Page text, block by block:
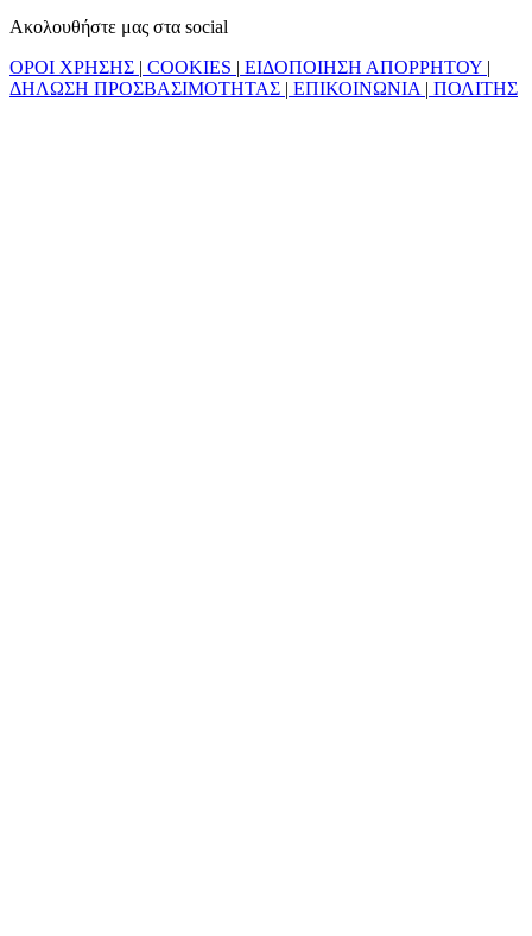
Ακολουθήστε μας στα social
ΟΡΟΙ ΧΡΗΣΗΣ | COOKIES | ΕΙΔΟΠΟΙΗΣΗ ΑΠΟΡΡΗΤΟΥ |
ΔΗΛΩΣΗ ΠΡΟΣΒΑΣΙΜΟΤΗΤΑΣ | ΕΠΙΚΟΙΝΩΝΙΑ | ΠΟΛΙΤΗΣ